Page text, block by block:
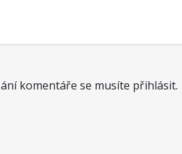
komentáře se musíte přihlásit.